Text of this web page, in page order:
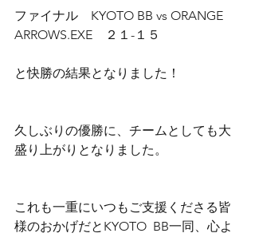
ファイナル　KYOTO BB vs ORANGE
ARROWS.EXE　２１-１５
と快勝の結果となりました！
久しぶりの優勝に、チームとしても大
盛り上がりとなりました。
これも一重にいつもご支援くださる皆
様のおかげだとKYOTO  BB一同、心よ